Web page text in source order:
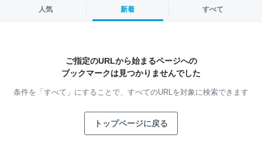
人気 新着 すべて
ご指定のURLから始まるページへの
ブックマークは見つかりませんでした
条件を「すべて」にすることで、 すべてのURLを対象に検索できます
トップページに戻る